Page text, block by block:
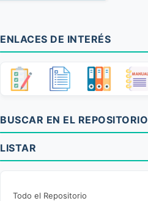
ENLACES DE INTERÉS
BUSCAR EN EL REPOSITORIO
LISTAR
Todo el Repositorio